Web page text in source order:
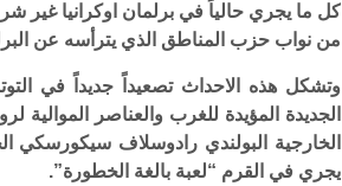
كل ما يجري حالياً في برلمان اوكرانيا
من نواب حزب المناطق الذي يترأسه عن
وتشكل هذه الاحداث تصعيداً جديداً في
الجديدة المؤيدة للغرب والعناصر الموالية
الخارجية البولندي رادوسلاف سيكورسكي
يجري في القرم “لعبة بالغة الخطورة”.